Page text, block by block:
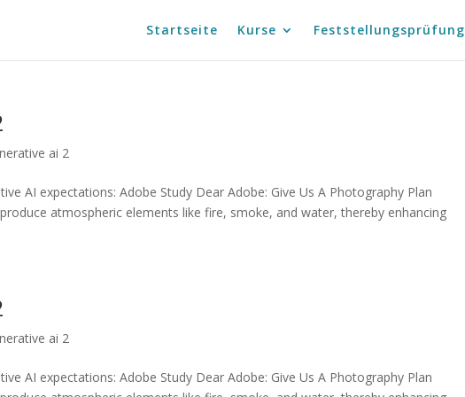
Startseite Kurse Feststellungsprüfung
ai 2
AI expectations: Adobe Study Dear Adobe: Give Us A Photography Plan
atmospheric elements like fire, smoke, and water, thereby enhancing
ai 2
AI expectations: Adobe Study Dear Adobe: Give Us A Photography Plan